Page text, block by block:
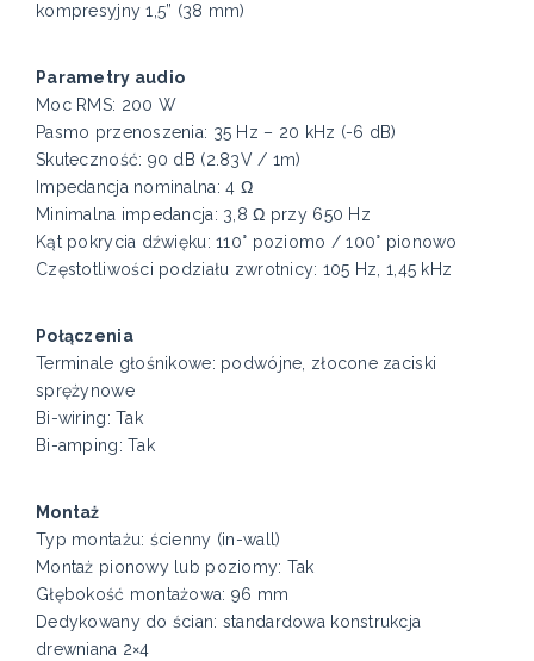
kompresyjny 1,5” (38 mm)
Parametry audio
Moc RMS: 200 W
Pasmo przenoszenia: 35 Hz – 20 kHz (-6 dB)
Skuteczność: 90 dB (2.83V / 1m)
Impedancja nominalna: 4 Ω
Minimalna impedancja: 3,8 Ω przy 650 Hz
Kąt pokrycia dźwięku: 110° poziomo / 100° pionowo
Częstotliwości podziału zwrotnicy: 105 Hz, 1,45 kHz
Połączenia
Terminale głośnikowe: podwójne, złocone zaciski
sprężynowe
Bi-wiring: Tak
Bi-amping: Tak
Montaż
Typ montażu: ścienny (in-wall)
Montaż pionowy lub poziomy: Tak
Głębokość montażowa: 96 mm
Dedykowany do ścian: standardowa konstrukcja
drewniana 2×4